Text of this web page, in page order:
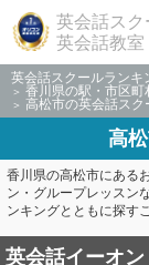
英会話スク
英会話教
英会話スクールランキ
香川県の駅・市区町
高松市の英会話スク
高
香川県の高松市にある
ン・グループレッスン
ンキングとともに探す
英会話イーオン